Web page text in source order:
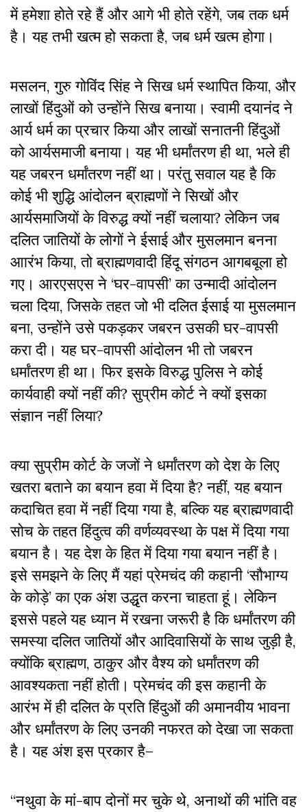
में हमेशा होते रहे हैं और आगे भी होते रहेंगे, जब तक धर्म
है। यह तभी खत्म हो सकता है, जब धर्म खत्म होगा।
मसलन, गुरु गोविंद सिंह ने सिख धर्म स्थापित किया, और
लाखों हिंदुओं को उन्होंने सिख बनाया। स्वामी दयानंद ने
आर्य धर्म का प्रचार किया और लाखों सनातनी हिंदुओं
को आर्यसमाजी बनाया। यह भी धर्मांतरण ही था, भले ही
यह जबरन धर्मांतरण नहीं था। परंतु सवाल यह है कि
कोई भी शुद्धि आंदोलन ब्राह्मणों ने सिखों और
आर्यसमाजियों के विरुद्ध क्यों नहीं चलाया? लेकिन जब
दलित जातियों के लोगों ने ईसाई और मुसलमान बनना
आारंभ किया, तो ब्राह्मणवादी हिंदू संगठन आगबबूला हो
गए। आरएसएस ने ‘घर-वापसी’ का उन्मादी आंदोलन
चला दिया, जिसके तहत जो भी दलित ईसाई या मुसलमान
बना, उन्होंने उसे पकड़कर जबरन उसकी घर-वापसी
करा दी। यह घर-वापसी आंदोलन भी तो जबरन
धर्मांतरण ही था। फिर इसके विरुद्ध पुलिस ने कोई
कार्यवाही क्यों नहीं की? सुप्रीम कोर्ट ने क्यों इसका
संज्ञान नहीं लिया?
क्या सुप्रीम कोर्ट के जजों ने धर्मांतरण को देश के लिए
खतरा बताने का बयान हवा में दिया है? नहीं, यह बयान
कदाचित हवा में नहीं दिया गया है, बल्कि यह ब्राह्मणवादी
सोच के तहत हिंदुत्व की वर्णव्यवस्था के पक्ष में दिया गया
बयान है। यह देश के हित में दिया गया बयान नहीं है।
इसे समझने के लिए मैं यहां प्रेमचंद की कहानी ‘सौभाग्य
के कोड़े’ का एक अंश उद्धृत करना चाहता हूं। लेकिन
इससे पहले यह ध्यान में रखना जरूरी है कि धर्मांतरण की
समस्या दलित जातियों और आदिवासियों के साथ जुड़ी है,
क्योंकि ब्राह्मण, ठाकुर और वैश्य को धर्मांतरण की
आवश्यकता नहीं होती। प्रेमचंद की इस कहानी के
आरंभ में ही दलित के प्रति हिंदुओं की अमानवीय भावना
और धर्मांतरण के लिए उनकी नफरत को देखा जा सकता
है। यह अंश इस प्रकार है–
“नथुवा के मां-बाप दोनों मर चुके थे, अनाथों की भांति वह